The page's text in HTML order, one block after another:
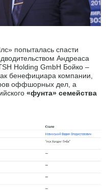
попыталась спасти
Андреаса
Holding GmbH Бойко –
бенефициара компании,
оффшорных дел, а
«фунта» семейства